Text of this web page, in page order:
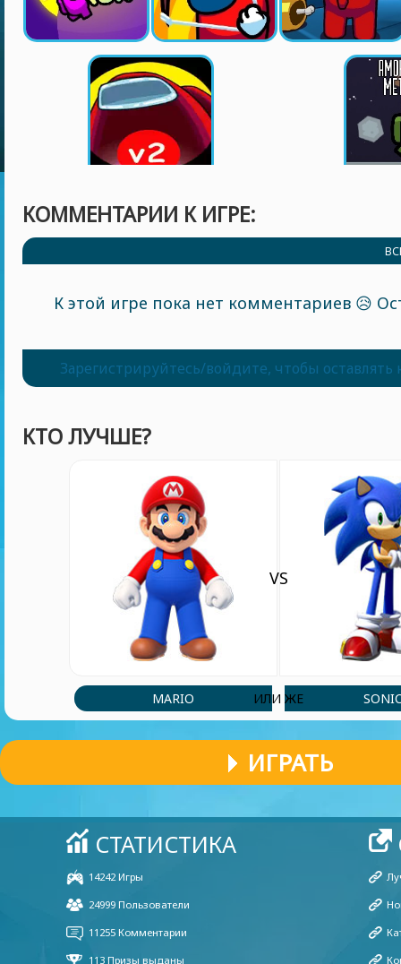
КОММЕНТАРИИ К ИГРЕ:
К этой игре пока нет комментариев 😥
Зарегистрируйтесь/войдите, чтобы
КТО ЛУЧШЕ?
MARIO
VS
ИЛИ ЖЕ
ИГРАТЬ